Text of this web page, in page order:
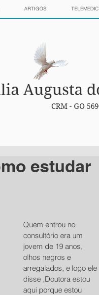
ARTIGOS
Augusta
CRM - GO
estudar
Quem entrou no
consultório era um
jovem de 19 anos,
olhos negros e
arregalados, e logo ele
disse ,Doutora estou
aqui porque estou